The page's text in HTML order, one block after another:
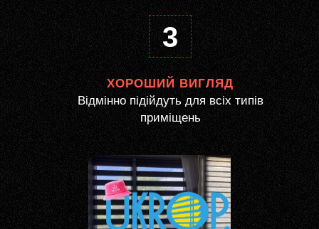
3
ХОРОШИЙ ВИГЛЯД
Відмінно підійдуть для всіх типів
приміщень